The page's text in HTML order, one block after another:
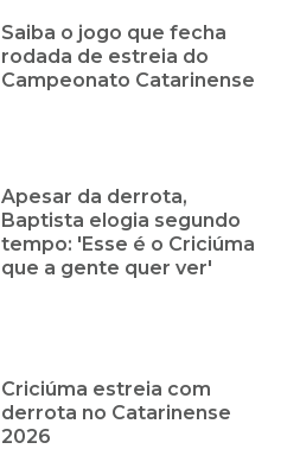
Saiba o jogo que fecha
rodada de estreia do
Campeonato Catarinense
Apesar da derrota,
Baptista elogia segundo
tempo: 'Esse é o Criciúma
que a gente quer ver'
Criciúma estreia com
derrota no Catarinense
2026